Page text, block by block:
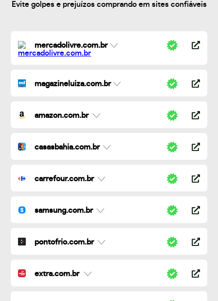
Evite golpes e prejuízos comprando em sites confiáveis
mercadolivre.com.br
magazineluiza.com.br
amazon.com.br
casasbahia.com.br
carrefour.com.br
samsung.com.br
pontofrio.com.br
extra.com.br